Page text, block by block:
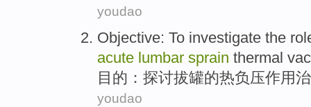
youdao
Objective: To investigate the
acute lumbar sprain thermal
目的 ： 探讨拔罐的热负压作用
youdao